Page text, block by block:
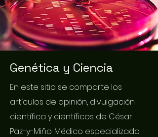
Genética y Ciencia
En este sitio se comparte los
artículos de opinión, divulgación
científica y científicos de César
Paz-y-Miño. Médico especializado